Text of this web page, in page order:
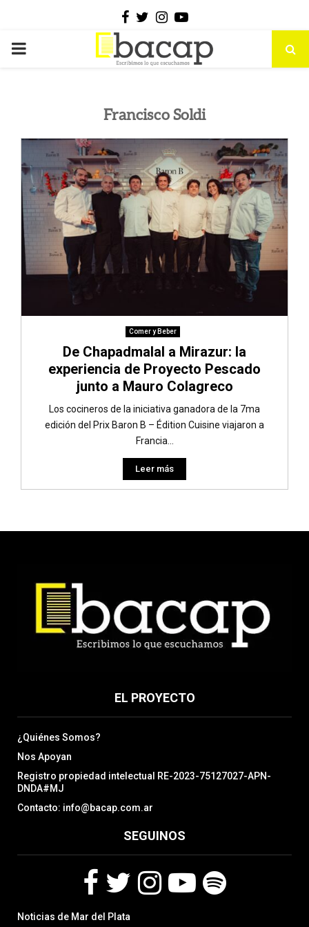
Facebook
Twitter
Instagram
Youtube
PRIMARY
Francisco Soldi
Comer y Beber
De Chapadmalal a Mirazur: la
experiencia de Proyecto Pescado
junto a Mauro Colagreco
Los cocineros de la iniciativa ganadora de la 7ma
edición del Prix Baron B – Édition Cuisine viajaron a
Francia...
Leer más
EL PROYECTO
¿Quiénes Somos?
Nos Apoyan
Registro propiedad intelectual RE-2023-75127027-APN-
DNDA#MJ
Contacto: info@bacap.com.ar
SEGUINOS
a
w
Noticias de Mar del Plata